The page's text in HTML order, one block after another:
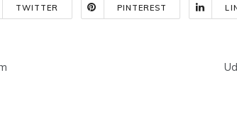
TWITTER PINTEREST